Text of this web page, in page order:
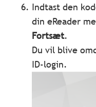
Indtast den
din eReader
Fortsæt.
Du vil blive
ID-login.